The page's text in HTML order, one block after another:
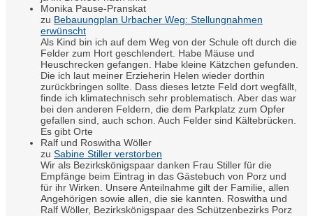
Monika Pause-Pranskat
zu Bebauungplan Urbacher Weg: Stellungnahmen
erwünscht
Als Kind bin ich auf dem Weg von der Schule oft durch die
Felder zum Hort geschlendert. Habe Mäuse und
Heuschrecken gefangen. Habe kleine Kätzchen gefunden.
Die ich laut meiner Erzieherin Helen wieder dorthin
zurückbringen sollte. Dass dieses letzte Feld dort wegfällt,
finde ich klimatechnisch sehr problematisch. Aber das war
bei den anderen Feldern, die dem Parkplatz zum Opfer
gefallen sind, auch schon. Auch Felder sind Kältebrücken.
Es gibt Orte
Ralf und Roswitha Wöller
zu Sabine Stiller verstorben
Wir als Bezirkskönigspaar danken Frau Stiller für die
Empfänge beim Eintrag in das Gästebuch von Porz und
für ihr Wirken. Unsere Anteilnahme gilt der Familie, allen
Angehörigen sowie allen, die sie kannten. Roswitha und
Ralf Wöller, Bezirkskönigspaar des Schützenbezirks Porz